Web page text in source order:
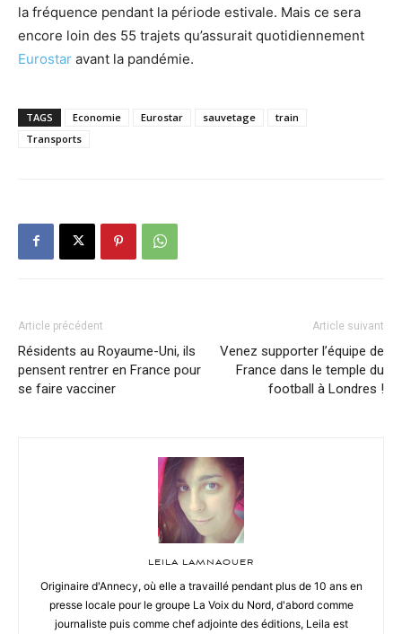
la fréquence pendant la période estivale. Mais ce sera
encore loin des 55 trajets qu’assurait quotidiennement
Eurostar avant la pandémie.
TAGS Economie Eurostar sauvetage
train
Transports
Article précédent
Résidents au Royaume-Uni, ils
pensent rentrer en France pour
se faire vacciner
Article suivant
Venez supporter l’équipe de
France dans le temple du
football à Londres !
LEILA LAMNAOUER
Originaire d'Annecy, où elle a travaillé pendant plus de 10 ans en
presse locale pour le groupe La Voix du Nord, d'abord comme
journaliste puis comme chef adjointe des éditions, Leila est